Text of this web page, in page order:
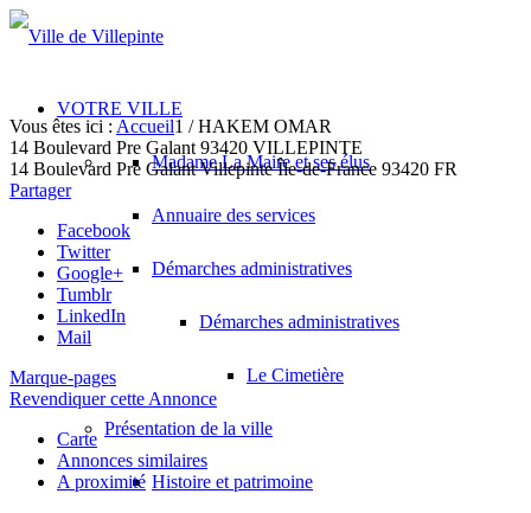
VOTRE VILLE
Madame La Maire et ses élus
Annuaire des services
Démarches administratives
Démarches administratives
Le Cimetière
Présentation de la ville
Histoire et patrimoine
Vous êtes ici : Accueil1 / HAKEM OMAR
14 Boulevard Pre Galant 93420 VILLEPINTE
14 Boulevard Pre Galant Villepinte Île-de-France 93420 FR
Partager
Facebook
Twitter
Google+
Tumblr
LinkedIn
Mail
Marque-pages
Revendiquer cette Annonce
Carte
Annonces similaires
A proximité